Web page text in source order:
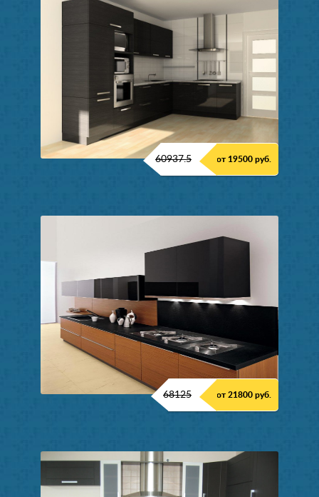
60937.5 от 19500 руб.
68125 от 21800 руб.